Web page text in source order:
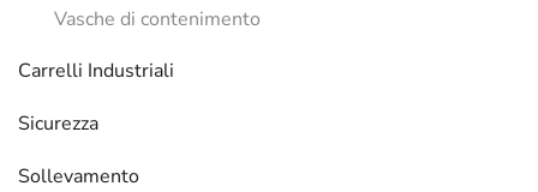
Vasche di contenimento
Carrelli Industriali
Sicurezza
Sollevamento